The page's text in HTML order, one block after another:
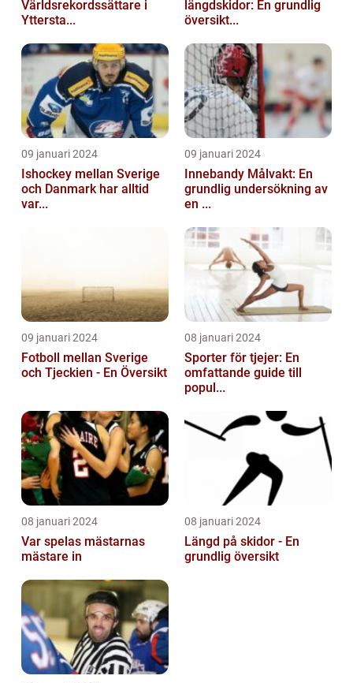
Världsrekordssättare i
Yttersta...
längdskidor: En grundlig
översikt...
09 januari 2024
Ishockey mellan Sverige
och Danmark har alltid
var...
09 januari 2024
Innebandy Målvakt: En
grundlig undersökning av
en ...
09 januari 2024
Fotboll mellan Sverige
och Tjeckien - En Översikt
08 januari 2024
Sporter för tjejer: En
omfattande guide till
popul...
08 januari 2024
Var spelas mästarnas
mästare in
08 januari 2024
Längd på skidor - En
grundlig översikt